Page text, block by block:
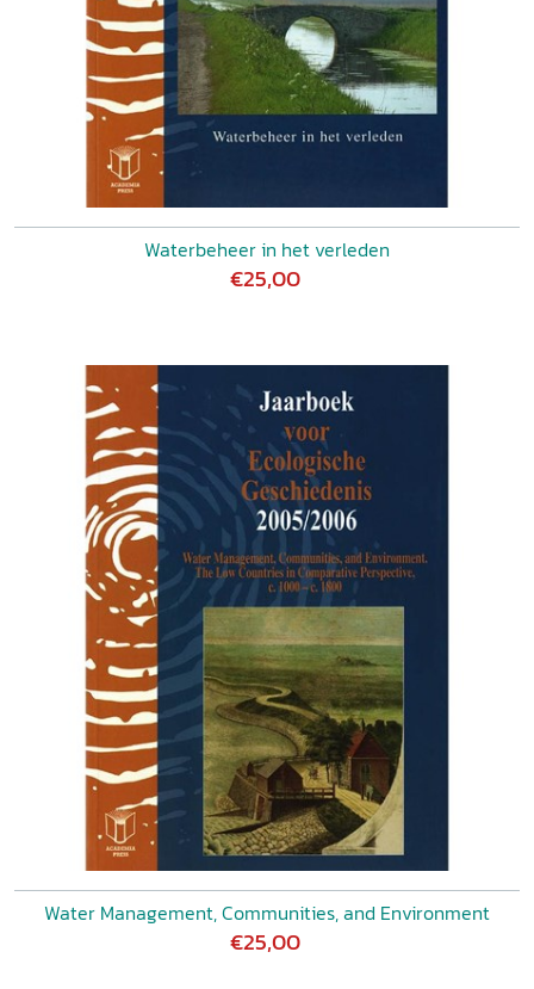
Waterbeheer in het verleden
€25,00
Water Management, Communities, and Environment
€25,00